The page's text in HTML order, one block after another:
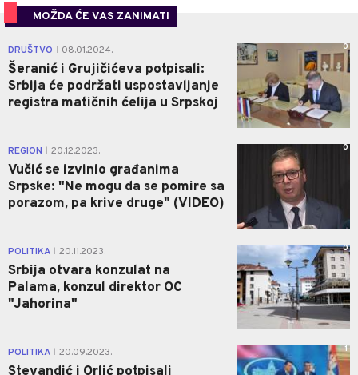
MOŽDA ĆE VAS ZANIMATI
DRUŠTVO 08.01.2024.
Šeranić i Grujičićeva potpisali:
Srbija će podržati uspostavljanje
registra matičnih ćelija u Srpskoj
0
REGION 20.12.2023.
Vučić se izvinio građanima
Srpske: "Ne mogu da se pomire sa
porazom, pa krive druge" (VIDEO)
0
POLITIKA 20.11.2023.
Srbija otvara konzulat na
Palama, konzul direktor OC
"Jahorina"
0
POLITIKA 20.09.2023. 1